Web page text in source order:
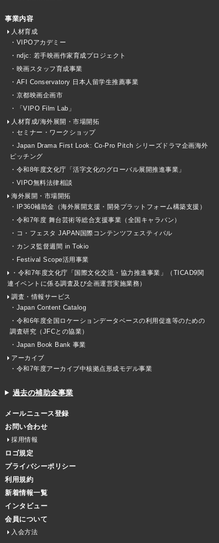
事業内容
人材育成
・VIPOアカデミー
・ndjc: 若手映画作家育成プロジェクト
・映画スタッフ育成事業
・AFI Conservatory 日本人留学生推薦事業
・京都映画企画市
・「VIPO Film Lab」
人材育成/海外展開・市場開拓
・セミナー・ワークショップ
・Japan Drama First Look: Co-Pro Pitch シリーズドラマ企画海外
ピッチング
・令和8年度文化庁「活字文化のグローバル展開推進事業」
・VIPO無料法律相談
海外展開・市場開拓
・IP360補助金（海外展開支援・開発プラットフォーム構築支援）
・令和7年度 舞台芸術等総合支援事業（全国キャラバン）
・コ・フェスタ JAPAN国際コンテンツフェスティバル
・カンヌ監督週間 in Tokio
・Festival Scope活用事業
・令和7年度文化庁「国際文化交流・協力推進事業」（TICAD9関
連イベントに係る調査及び企画運営実施業務）
調査・情報サービス
・Japan Content Catalog
・令和6年度全国ロケーションデータベースの利用促進等のための
調査研究（JFCとの協業）
・Japan Book Bank 事業
アーカイブ
・令和7年度アーカイブ中核拠点形成モデル事業
過去の補助金事業
メールニュース登録
お問い合わせ
採用情報
ロゴ規定
プライバシーポリシー
利用規約
新着情報一覧
インタビュー
会員について
入会方法